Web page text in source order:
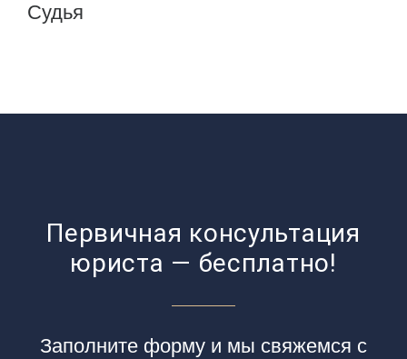
Судья
Первичная консультация
юриста — бесплатно!
Заполните форму и мы свяжемся с